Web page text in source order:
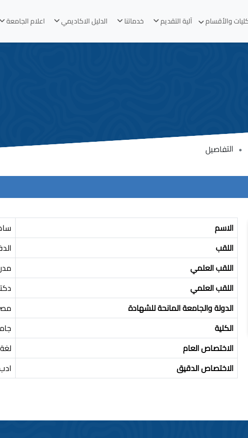
والأقسام آلية التقديم خدماتنا الدليل الاكاديمي اعلام الجامعة
التفاصيل
الاسم
اللقب
اللقب العلمي
اللقب العلمي
الدولة والجامعة المانحة للشهادة
الكلية
الاختصاص العام
الاختصاص الدقيق